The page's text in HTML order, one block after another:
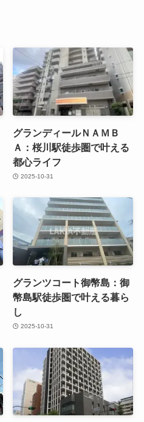
グランディールＮＡＭＢ
Ａ：桜川駅徒歩圏で叶える
都心ライフ
2025-10-31
グランツコート御幣島：御
幣島駅徒歩圏で叶える暮ら
し
2025-10-31